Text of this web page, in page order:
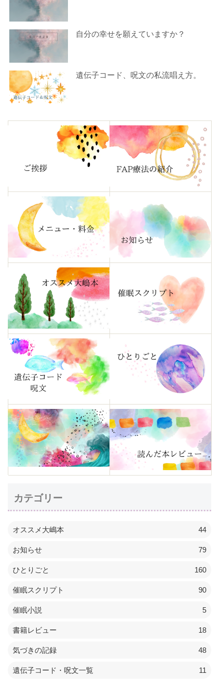
自分の幸せを願えていますか？
遺伝子コード、呪文の私流唱え方。
カテゴリー
オススメ大嶋本 44
お知らせ 79
ひとりごと 160
催眠スクリプト 90
催眠小説 5
書籍レビュー 18
気づきの記録 48
遺伝子コード・呪文一覧 11